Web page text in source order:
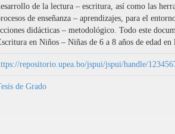
de la lectura – escritura, así como las
de enseñanza – aprendizajes, para el
didácticas – metodológico. Todo este
en Niños – Niñas de 6 a 8 años de edad
repositorio.upea.bo/jspui/jspui/handle/
de Grado